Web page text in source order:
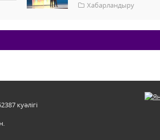
Хабарландыру
куәлігі